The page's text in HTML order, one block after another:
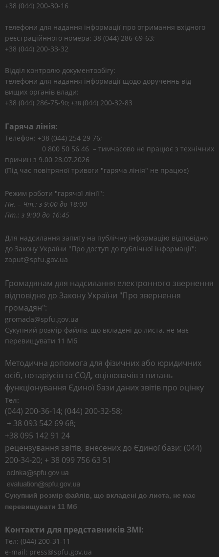
+38 (044) 200-30-16
телефони для надання інформації про отримання вхідного
реєстраційнного номера: 38 (044) 286-69-63;
+38 (044) 200-33-32
Відділ контролю документообігу:
телефони для надання інформації щодо дорученнь від
вищих органів влади:
+38 (044) 286-75-90; +38 (044) 200-32-83
Гаряча лінія:
Телефон: +38 (044) 254 29 76;
0 800 50 56 46 – тимчасово не працює з технічних
причин з 9.00 28.07.2026
(Під час повітряної тривоги "гаряча лінія" не працює)
Режим роботи "гарячої лінії":
Пн. – Чт.: з 9:00 до 18:00
Пт.: з 9:00 до 16:45
Для надсилання запиту на публічну інформацію відповідно
до Закону України "Про доступ до публічної інформації":
zaput@spfu.gov.ua
Громадянам для надсилання електронного звернення
відповідно до Закону України "Про звернення
громадян":
gromada@spfu.gov.ua
Сукупний розмір файлів, що вкладені до листа, не має
перевищувати 11 Мб
Методична допомога для фізичних або юридичних
осіб, нотаріусів та СОД, оцінювачів з питань
функціонування Єдиної бази даних звітів про оцінку
Тел:
(044) 200-36-14; (044) 200-32-58;
+ 38 093 542 69 68;
+38 095 142 91 24
рецензування звітів, внесених до Єдиної бази: (044)
200-34-20; + 38 099 756 63 51
Сукупний розмір файлів, що вкладені до листа, не має
перевищувати 11 Мб
Контакти для представників ЗМІ:
Тел: (044) 200-31-11
e-mail: press@spfu.gov.ua